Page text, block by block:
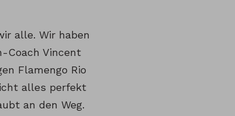
alle. Wir haben
Coach Vincent
Flamengo Rio
alles perfekt
an den Weg.